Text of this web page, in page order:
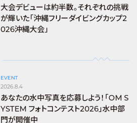
大会デビューは約半数。それぞれの挑戦
が輝いた「沖縄フリーダイビングカップ2
026沖縄大会」
EVENT
2026.8.4
あなたの水中写真を応募しよう！「OM S
YSTEM フォトコンテスト2026」水中部
門が開催中